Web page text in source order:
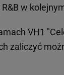
w
VH1
zaliczyć